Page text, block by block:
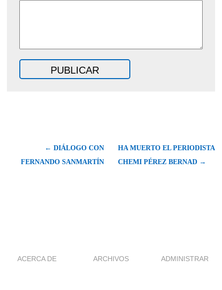
← DIÁLOGO CON
FERNANDO SANMARTÍN
HA MUERTO EL PERIODISTA
CHEMI PÉREZ BERNAD →
ACERCA DE ARCHIVOS ADMINISTRAR